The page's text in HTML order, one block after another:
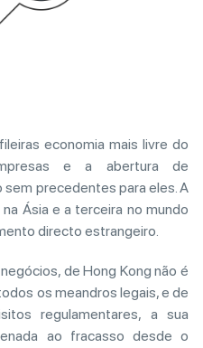
economia mais livre do
e a abertura de
precedentes para eles. A
Ásia e a terceira no mundo
directo estrangeiro.
de Hong Kong não é
os meandros legais, e de
regulamentares, a sua
ao fracasso desde o